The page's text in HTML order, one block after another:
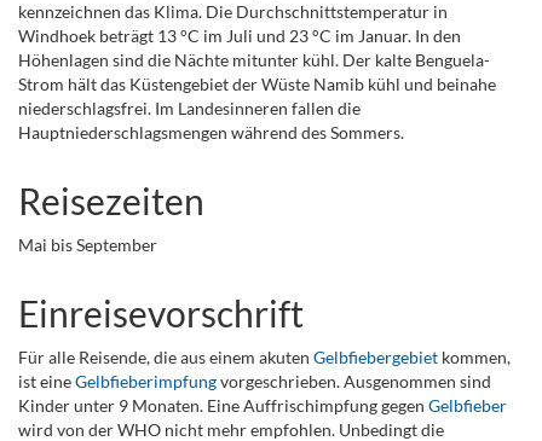
kennzeichnen das Klima. Die Durchschnittstemperatur in
Windhoek beträgt 13 °C im Juli und 23 °C im Januar. In den
Höhenlagen sind die Nächte mitunter kühl. Der kalte Benguela-
Strom hält das Küstengebiet der Wüste Namib kühl und beinahe
niederschlagsfrei. Im Landesinneren fallen die
Hauptniederschlagsmengen während des Sommers.
Reisezeiten
Mai bis September
Einreisevorschrift
Für alle Reisende, die aus einem akuten Gelbfiebergebiet kommen,
ist eineGelbfieberimpfungvorgeschrieben. Ausgenommen sind
Kinder unter 9 Monaten. Eine Auffrischimpfung gegen Gelbfieber
wird von der WHO nicht mehr empfohlen. Unbedingt die